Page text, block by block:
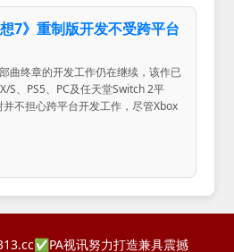
7》重制版开发不受跨平台
曲终章的开发工作仍在继续，该作已
S、PS5、PC及任天堂Switch 2平
不担心跨平台开发工作，尽管Xbox
视讯努力打造兼具震撼